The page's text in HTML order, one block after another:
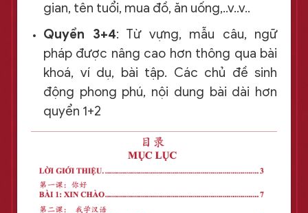
gian, tên tuổi, mua đồ, ăn uống,..v..v..
Quyển 3+4: Từ vựng, mẫu câu, ngữ
pháp được nâng cao hơn thông qua bài
khoá, ví dụ, bài tập. Các chủ đề sinh
động phong phú, nội dung bài dài hơn
quyển 1+2